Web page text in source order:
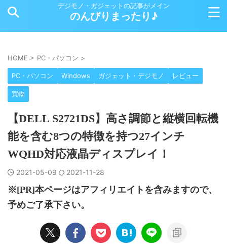
デジモノ・ガジェットの記事がメイン
のんびりまったり♪
HOME > PC・パソコン >
PC・パソコン Windows ガジェット・デジモノ レビュー
買物
【DELL S2721DS】高さ調節と縦横回転機
能を含む8つの特徴を持つ27インチ
WQHD対応液晶ディスプレイ！
2021-05-09 2021-11-28
※[PR]本ページはアフィリエイトを含みますので、
予めご了承下さい。